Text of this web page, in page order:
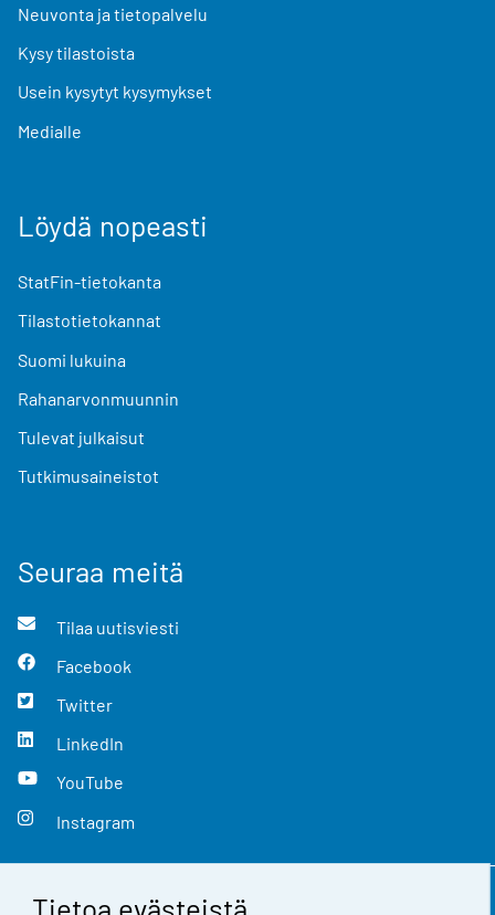
Tietoa evästeistä
Neuvonta ja tietopalvelu
Kysy tilastoista
Usein kysytyt kysymykset
Medialle
Löydä nopeasti
StatFin-tietokanta
Tilastotietokannat
Suomi lukuina
Rahanarvonmuunnin
Tulevat julkaisut
Tutkimusaineistot
Seuraa meitä
Tilaa uutisviesti
Facebook
Twitter
LinkedIn
YouTube
Instagram